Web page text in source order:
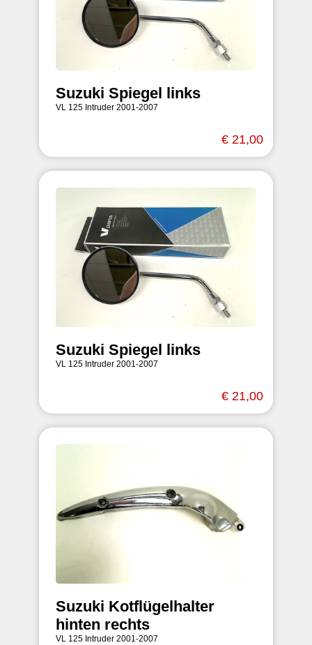
Suzuki Spiegel links
VL 125 Intruder 2001-2007
€ 21,00
Suzuki Spiegel links
VL 125 Intruder 2001-2007
€ 21,00
Suzuki Kotflügelhalter
hinten rechts
VL 125 Intruder 2001-2007